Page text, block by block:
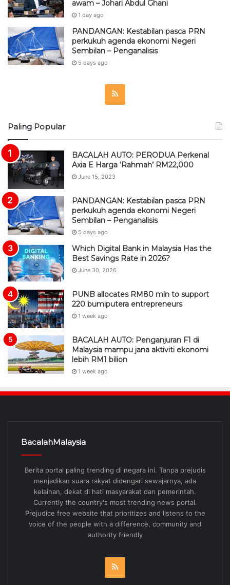
awam – Johari Abdul Ghani
1 day ago
PANDANGAN: Kestabilan pasca PRN
perkukuh agenda ekonomi Negeri
Sembilan – Penganalisis
5 days ago
Paling Popular
BACALAH AUTO: PERODUA Perkenal
Axia E Harga ‘Rahmah’ RM22,000
June 15, 2023
PANDANGAN: Kestabilan pasca PRN
perkukuh agenda ekonomi Negeri
Sembilan – Penganalisis
5 days ago
Which Digital Bank in Malaysia Has the
Best Savings Rate in 2026?
June 30, 2026
PUNB allocates RM80 mln to support
220 bumiputera entrepreneurs
1 week ago
BACALAH AUTO: Penganjuran F1 di
Malaysia mampu jana aktiviti ekonomi
lebih RM1 bilion
1 week ago
BacalahMalaysia
Berita portal paling trending di negara ini. Tanpa prejudis
menjadikan suara rakyat didengari sewajarnya, ada
kelainan, dekat di hati masyarakat dan pemerintah.
Currently the country's most trending news portal.
Prejudice free website that prioritizes and listens to the
voice of the people with a difference, community and
authority friendly